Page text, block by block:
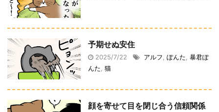
予期せぬ安住
2025/7/22 アルフ ぽんた 暴君ぽ
んた 猫
顔を寄せて目を閉じ合う信頼関係